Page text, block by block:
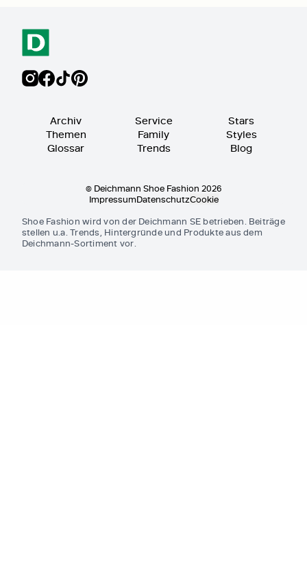
Archiv
Themen
Glossar
Service
Family
Trends
Stars
Styles
Blog
© Deichmann Shoe Fashion 2026
ImpressumDatenschutzCookie
Shoe Fashion wird von der Deichmann SE betrieben. Beiträge
stellen u.a. Trends, Hintergründe und Produkte aus dem
Deichmann-Sortiment vor.